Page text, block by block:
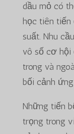
dầu mỏ có
học tiên tiến
suất. Nhu
vô số cơ hội
trong và
bối cảnh
Những tiến
trọng trong